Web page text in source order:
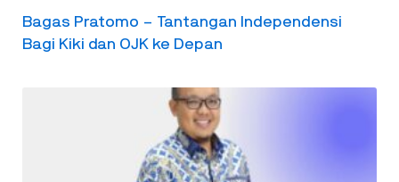
Bagas Pratomo – Tantangan Independensi
Bagi Kiki dan OJK ke Depan